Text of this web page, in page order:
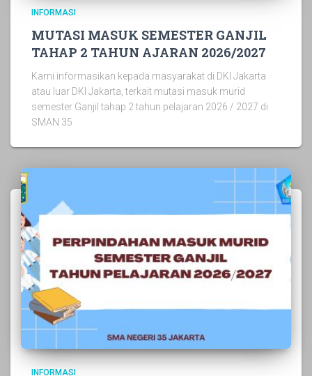
INFORMASI
MUTASI MASUK SEMESTER GANJIL
TAHAP 2 TAHUN AJARAN 2026/2027
Kami informasikan kepada masyarakat di DKI Jakarta
atau luar DKI Jakarta, terkait mutasi masuk murid
semester Ganjil tahap 2 tahun pelajaran 2026 / 2027 di
SMAN 35
INFORMASI